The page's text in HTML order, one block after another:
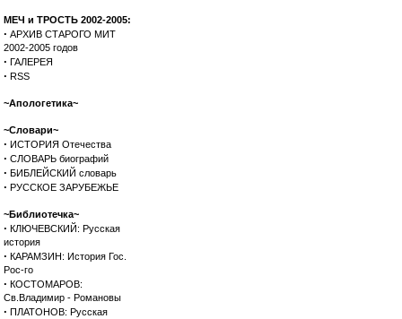
МЕЧ и ТРОСТЬ 2002-2005:
· АРХИВ СТАРОГО МИТ
2002-2005 годов
· ГАЛЕРЕЯ
· RSS
~Апологетика~
~Словари~
· ИСТОРИЯ Отечества
· СЛОВАРЬ биографий
· БИБЛЕЙСКИЙ словарь
· РУССКОЕ ЗАРУБЕЖЬЕ
~Библиотечка~
· КЛЮЧЕВСКИЙ: Русская
история
· КАРАМЗИН: История Гос.
Рос-го
· КОСТОМАРОВ:
Св.Владимир - Романовы
· ПЛАТОНОВ: Русская